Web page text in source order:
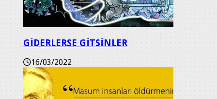
GİDERLERSE GİTSİNLER
16/03/2022